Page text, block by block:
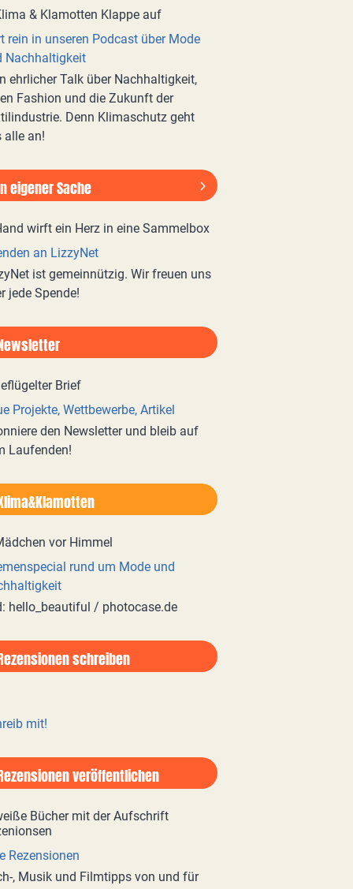
rein in unseren Podcast über Mode
Nachhaltigkeit
ehrlicher Talk über Nachhaltigkeit,
Fashion und die Zukunft der
Denn Klimaschutz geht
alle an!
eigener Sache
an LizzyNet
ist gemeinnützig. Wir freuen uns
jede Spende!
Projekte, Wettbewerbe, Artikel
den Newsletter und bleib auf
Laufenden!
rund um Mode und
hello_beautiful / photocase.de
schreiben
mit!
veröffentlichen
Rezensionen
, Musik und Filmtipps von und für